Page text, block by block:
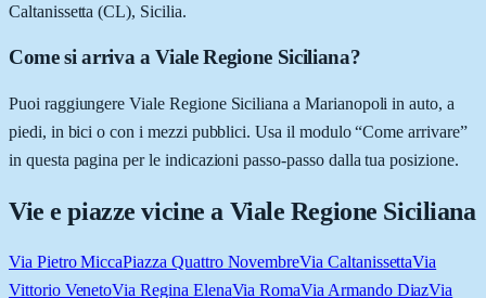
Caltanissetta (CL), Sicilia.
Come si arriva a Viale Regione Siciliana?
Puoi raggiungere Viale Regione Siciliana a Marianopoli in auto, a
piedi, in bici o con i mezzi pubblici. Usa il modulo “Come arrivare”
in questa pagina per le indicazioni passo-passo dalla tua posizione.
Vie e piazze vicine a Viale Regione Siciliana
Via Pietro MiccaPiazza Quattro NovembreVia CaltanissettaVia
Vittorio VenetoVia Regina ElenaVia RomaVia Armando DiazVia